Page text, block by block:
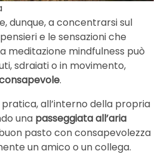
dunque, a concentrarsi sul
e le sensazioni che
meditazione mindfulness può
sdraiati o in movimento,
.
all’interno della propria
una passeggiata all’aria
pasto con consapevolezza
un amico o un collega.